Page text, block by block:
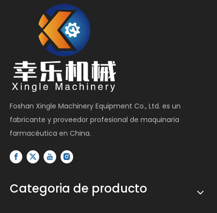
Foshan Xingle Machinery Equipment Co., Ltd. es un
fabricante y proveedor profesional de maquinaria
farmacéutica en China.
Categoria de producto